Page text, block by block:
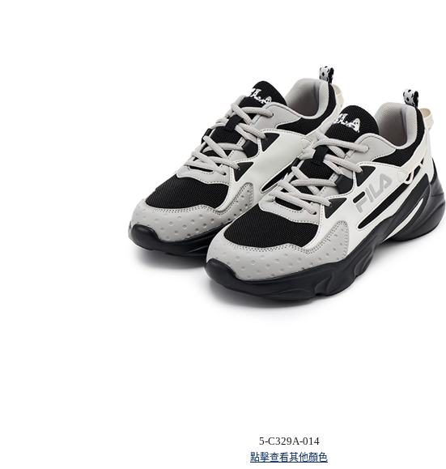
5-C329A-014
點擊查看其他顏色